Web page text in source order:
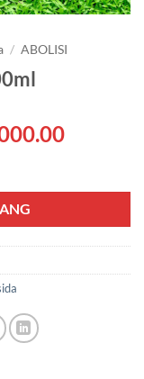
/ ABOLISI
Harga
adalah: